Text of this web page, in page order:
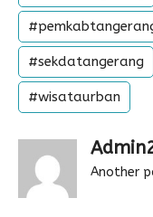
#sekdatangerang
#wisataurban
Another